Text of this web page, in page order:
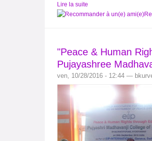
Lire la suite
"Peace & Human
Pujayashree
ven, 10/28/2016 - 12:44 —